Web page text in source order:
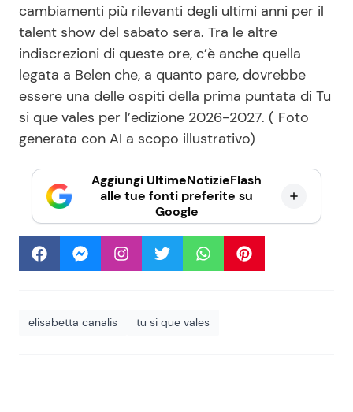
cambiamenti più rilevanti degli ultimi anni per il
talent show del sabato sera. Tra le altre
indiscrezioni di queste ore, c’è anche quella
legata a Belen che, a quanto pare, dovrebbe
essere una delle ospiti della prima puntata di Tu
si que vales per l’edizione 2026-2027. ( Foto
generata con AI a scopo illustrativo)
Aggiungi UltimeNotizieFlash
alle tue fonti preferite su
Google
elisabetta canalis tu si que vales